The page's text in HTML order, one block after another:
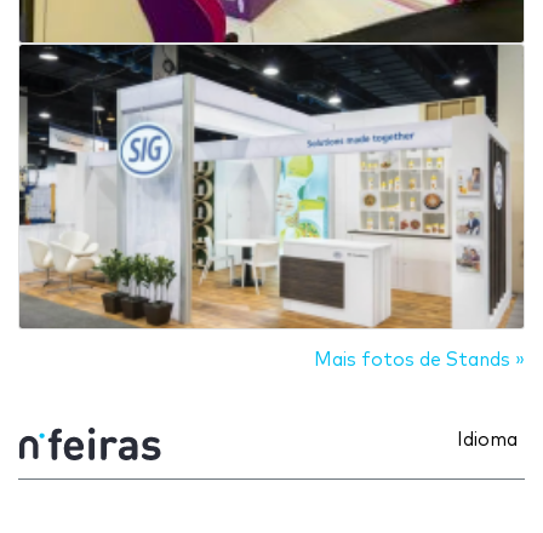
Mais fotos de Stands »
Idioma